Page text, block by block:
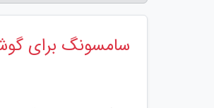
سامسونگ برای گوشی های گلکسی اس